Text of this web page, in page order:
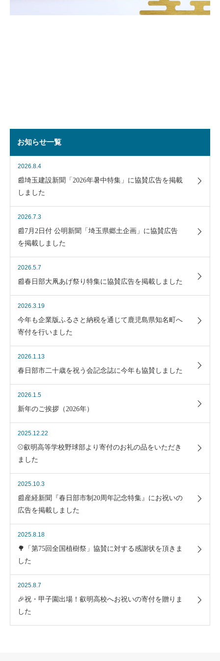
お知らせ一覧
2026.8.4
📰埼玉建設新聞「2026年暑中特集」に協賛広告を掲載
しました
2026.7.3
📰7月2日付 公明新聞「埼玉県郷土企画」に協賛広告
を掲載しました
2026.5.7
📰春日部大凧あげ祭り特集に協賛広告を掲載しました
2026.3.19
今年も企業版ふるさと納税を通じて鹿児島県知名町へ
寄付を行いました
2026.1.13
春日部市二十歳を祝う会記念誌に今年も協賛しました
2026.1.5
新年のご挨拶（2026年）
2025.12.22
⚾叡明高等学校野球部より寄付のお礼の品をいただき
ました
2025.10.3
📰産経新聞『春日部市制20周年記念特集』にお祝いの
広告を掲載しました
2025.8.18
🌳「第75回全国植樹祭」協賛に対する感謝状を頂きま
した
2025.8.7
🎉祝・甲子園出場！叡明高校へお祝いの寄付を贈りま
した